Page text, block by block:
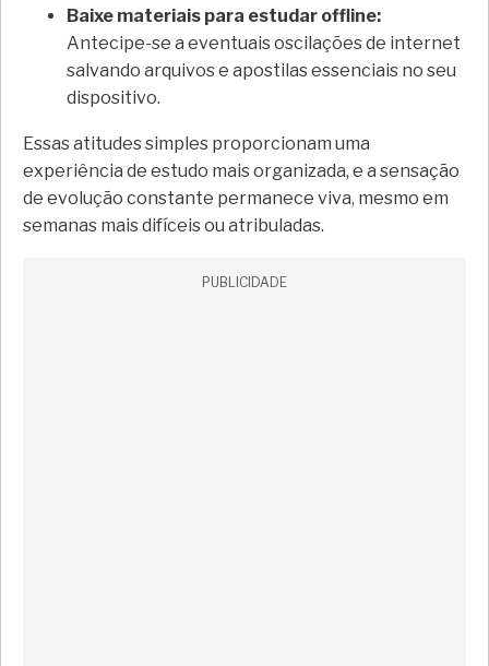
Baixe materiais para estudar offline:
Antecipe-se a eventuais oscilações de internet
salvando arquivos e apostilas essenciais no seu
dispositivo.
Essas atitudes simples proporcionam uma
experiência de estudo mais organizada, e a sensação
de evolução constante permanece viva, mesmo em
semanas mais difíceis ou atribuladas.
PUBLICIDADE